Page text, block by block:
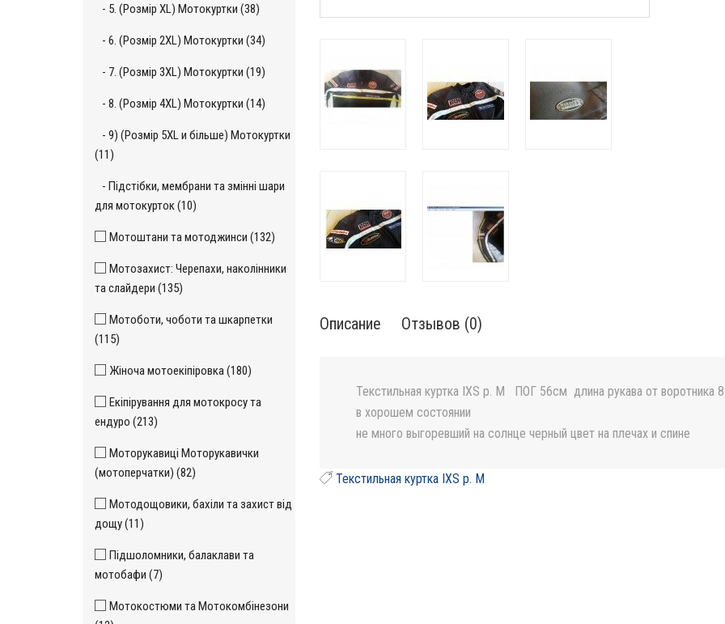
- 5. (Розмір XL) Мотокуртки (38)
- 6. (Розмір 2XL) Мотокуртки (34)
- 7. (Розмір 3XL) Мотокуртки (19)
- 8. (Розмір 4XL) Мотокуртки (14)
- 9) (Розмір 5XL и більше) Мотокуртки
(11)
- Підстібки, мембрани та змінні шари
для мотокурток (10)
Мотоштани та мотоджинси (132)
Мотозахист: Черепахи, наколінники
та слайдери (135)
Мотоботи, чоботи та шкарпетки
(115)
Жіноча мотоекіпіровка (180)
Екіпірування для мотокросу та
ендуро (213)
Моторукавиці Моторукавички
(мотоперчатки) (82)
Мотодощовики, бахіли та захист від
дощу (11)
Підшоломники, балаклави та
мотобафи (7)
Мотокостюми та Мотокомбінезони
Описание Отзывов (0)
Текстильная куртка IXS p. M ПОГ 56см длина рукава от воротника
в хорошем состоянии
не много выгоревший на солнце черный цвет на плечах и спине
Текстильная куртка IXS p. M